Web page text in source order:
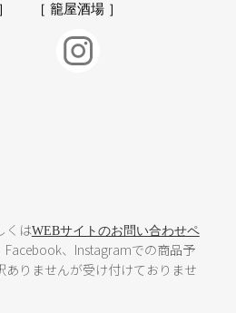
［ 籠屋酒場 ］
くはWEBサイトのお問い合わせペ
Facebook、Instagramでの商品予
りませんが受け付けておりませ